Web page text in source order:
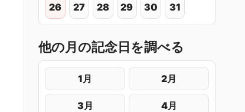
26 27 28 29 30 31
他の月の記念日を調べる
1月 2月
3月 4月